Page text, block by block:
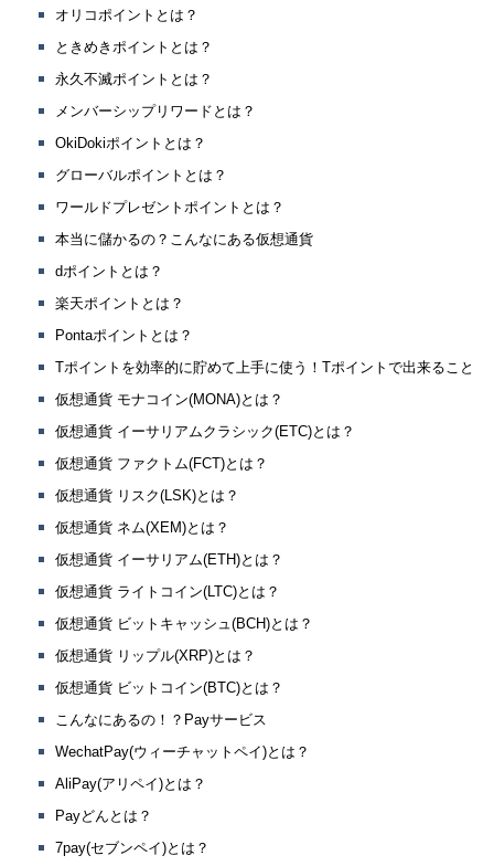
オリコポイントとは？
ときめきポイントとは？
永久不滅ポイントとは？
メンバーシップリワードとは？
OkiDokiポイントとは？
グローバルポイントとは？
ワールドプレゼントポイントとは？
本当に儲かるの？こんなにある仮想通貨
dポイントとは？
楽天ポイントとは？
Pontaポイントとは？
Tポイントを効率的に貯めて上手に使う！Tポイントで出来ること
仮想通貨 モナコイン(MONA)とは？
仮想通貨 イーサリアムクラシック(ETC)とは？
仮想通貨 ファクトム(FCT)とは？
仮想通貨 リスク(LSK)とは？
仮想通貨 ネム(XEM)とは？
仮想通貨 イーサリアム(ETH)とは？
仮想通貨 ライトコイン(LTC)とは？
仮想通貨 ビットキャッシュ(BCH)とは？
仮想通貨 リップル(XRP)とは？
仮想通貨 ビットコイン(BTC)とは？
こんなにあるの！？Payサービス
WechatPay(ウィーチャットペイ)とは？
AliPay(アリペイ)とは？
Payどんとは？
7pay(セブンペイ)とは？